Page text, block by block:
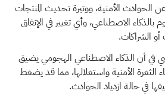
الحوادث الأمنية، ووتيرة تحديث المنتجات
بالذكاء الاصطناعي، وأي تغيير في الإنفاق
الشراكات.
في أن الذكاء الاصطناعي الهجومي يضيق
الثغرة الأمنية واستغلالها، مما قد يضغط
في حالة ازدياد الحوادث.